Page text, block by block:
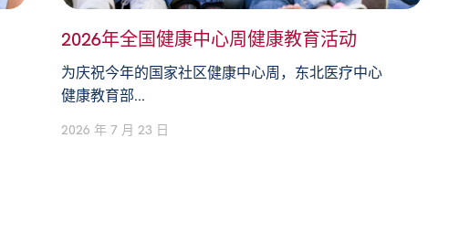
2026年全国健康中心周健康教育活动
为庆祝今年的国家社区健康中心周，东北医疗中心
健康教育部...
2026 年 7 月 23 日